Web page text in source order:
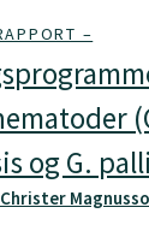
–
og G.